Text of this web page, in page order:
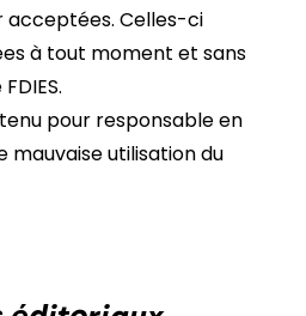
acceptées. Celles-ci
à tout moment et sans
pour responsable en
mauvaise utilisation du